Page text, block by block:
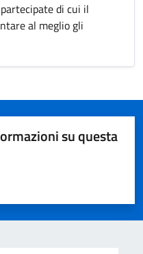
di cui il
al meglio gli
su questa
5